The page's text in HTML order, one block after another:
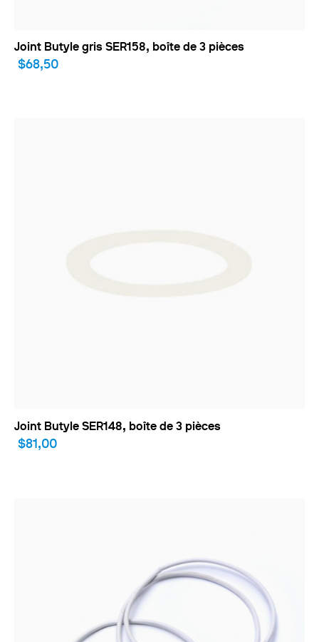
Joint Butyle gris SER158, boîte de 3 pièces
$68,50
Joint Butyle SER148, boîte de 3 pièces
$81,00